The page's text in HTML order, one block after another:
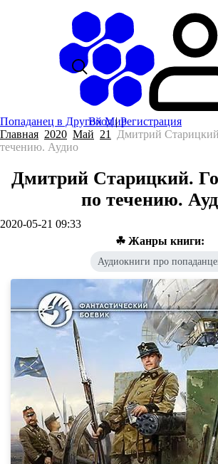
Попаданец в Другой Мир
Вход|Регистрация
Главная 2020 Май 21
Дмитрий
течению. Аудио
Дмитрий Старицкий.
по течению.
2020-05-21 09:33
☘ Жанры книги:
Аудиокниги про